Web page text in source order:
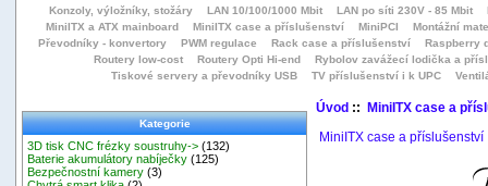
Konzoly, výložníky, stožáry
LAN 10/100/1000 Mbit LAN po síti 230V - 85 Mbit
MiniITX a ATX mainboard
MiniITX case a příslušenství MiniPCI
Montážní
Převodníky - konvertory
PWM regulace Rack case a příslušenství
Raspberry
Routery low-cost
Routery Opti Hi-end
Rybolov zavážecí lodička a přísl
Tiskové servery a převodníky USB
TV příslušenství i k UPC
Kategorie
3D tisk CNC frézky soustruhy-> (132)
Baterie akumulátory nabíječky (125)
Bezpečnostní kamery (3)
Úvod:: MiniITX case a
MiniITX case a příslušenství